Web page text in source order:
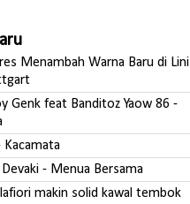
Menambah Warna Baru di Lini
Genk feat Banditoz Yaow 86 -
Kacamata
- Menua Bersama
makin solid kawal tembok